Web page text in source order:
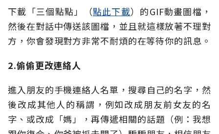
下載「三個點點」（點此下載）的GIF動畫圖檔，
然後在對話中傳送該圖檔，並且就這樣放著不理對
方，你會發現對方非常不耐煩的在等待你的訊息。
2.偷偷更改連絡人
進入朋友的手機連絡人名單，搜尋自己的名字，然
後改成其他人的稱謂，例如改成朋友前女友的名
字、或改成「媽」，再傳遞相關的話題（例：我想